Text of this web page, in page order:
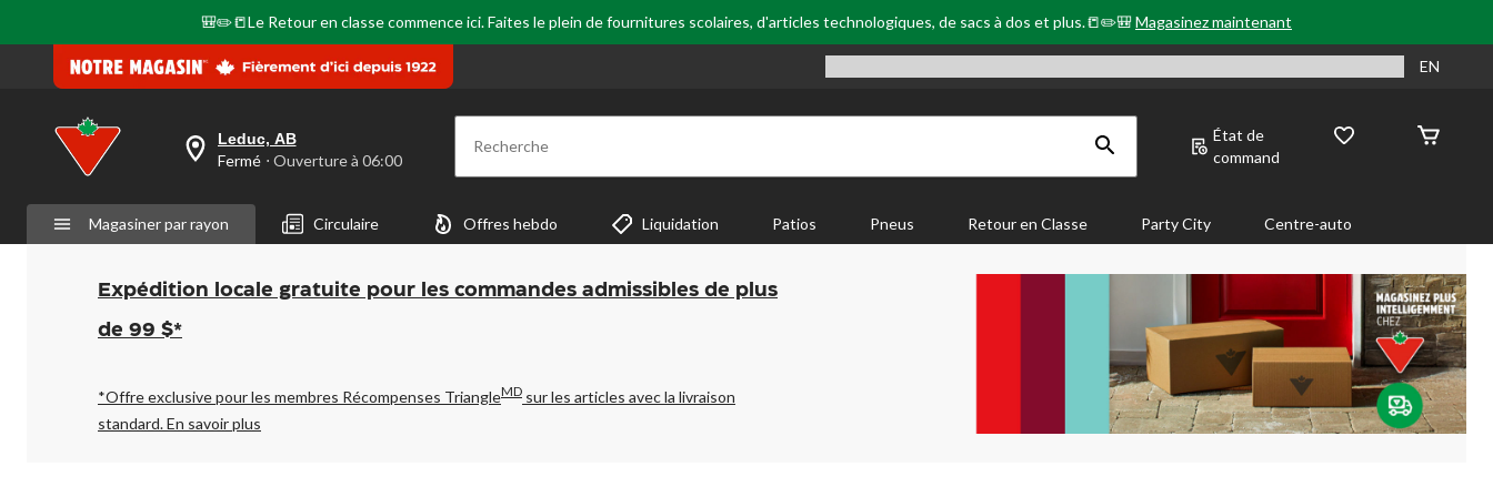
🎒✏️📒Le Retour en classe commence ici. Faites le plein de fournitures scolaires, d'articles technologiques, de sacs à dos et plus.📒✏️🎒Magasinez maintenant
EN
votre
est
Leduc,
AB,
Fermé,
Ouverture
à
pour
changer
Leduc, AB
Fermé ⋅ Ouverture à 06:00 Recherche
État de
command
Magasiner par rayon Circulaire Offres hebdo Liquidation Patios Pneus Retour en Classe Party City Centre-auto
Expédition locale gratuite pour les commandes admissibles de plus
de 99 $*
*Offre exclusive pour les membres Récompenses TriangleMD sur les articles avec la livraison
standard.En savoir plus